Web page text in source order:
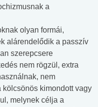
a
olyan formái,
alárendelődik a passzív
szerepcsere
nem rögzül, extra
nem
kimondott vagy
melynek célja a